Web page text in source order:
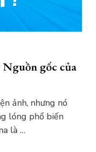
gốc của
ảnh, nhưng nó
lóng phổ biến
là …